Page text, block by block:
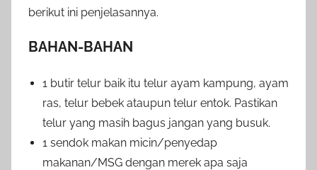
berikut ini penjelasannya.
BAHAN-BAHAN
1 butir telur baik itu telur ayam kampung, ayam
ras, telur bebek ataupun telur entok. Pastikan
telur yang masih bagus jangan yang busuk.
1 sendok makan micin/penyedap
makanan/MSG dengan merek apa saja